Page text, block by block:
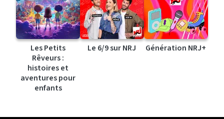
Les Petits
Rêveurs :
histoires et
aventures pour
enfants
Le 6/9 sur NRJ Génération NRJ+